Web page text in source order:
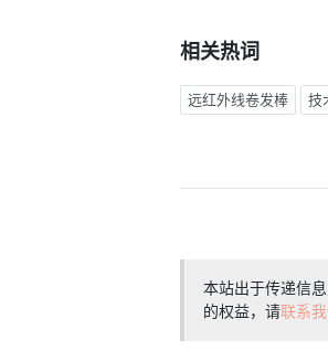
相关热词
远红外线卷发棒 技
本站出于传递信
的权益，请联系